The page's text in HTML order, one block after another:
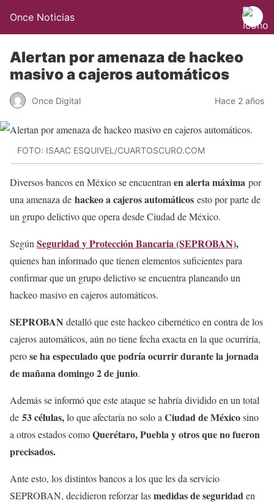
Once Noticias
Alertan por amenaza de hackeo
masivo a cajeros automáticos
Once Digital Hace 2 años
FOTO: ISAAC ESQUIVEL/CUARTOSCURO.COM
Diversos bancos en México se encuentran en alerta máxima por
una amenaza de hackeo a cajeros automáticos esto por parte de
un grupo delictivo que opera desde Ciudad de México.
Según Seguridad y Protección Bancaria (SEPROBAN),
quienes han informado que tienen elementos suficientes para
confirmar que un grupo delictivo se encuentra planeando un
hackeo masivo en cajeros automáticos.
SEPROBAN detalló que este hackeo cibernético en contra de los
cajeros automáticos, aún no tiene fecha exacta en la que ocurriría,
perose ha especulado que podría ocurrir durante la jornada
de mañana domingo 2 de junio.
Además se informó que este ataque se habría dividido en un total
de 53 células,lo que afectaría no solo a Ciudad de Méxicosino
a otros estados comoQuerétaro, Puebla y otros que no fueron
precisados.
Ante esto, los distintos bancos a los que les da servicio
SEPROBAN, decidieron reforzar lasmedidas de seguridaden